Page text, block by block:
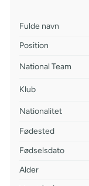
Fulde navn
Position
National Team
Klub
Nationalitet
Fødested
Fødselsdato
Alder